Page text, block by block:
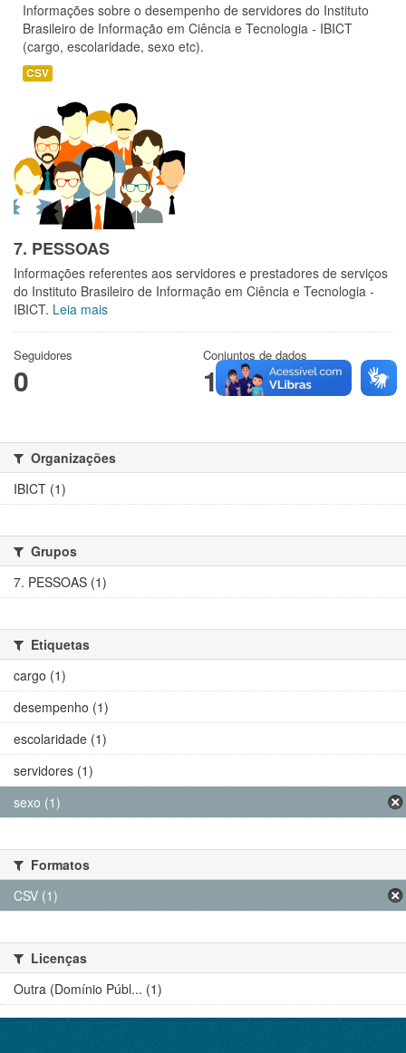
Informações sobre o desempenho de servidores do Instituto
Brasileiro de Informação em Ciência e Tecnologia - IBICT
(cargo, escolaridade, sexo etc).
CSV
7. PESSOAS
Informações referentes aos servidores e prestadores de serviços
do Instituto Brasileiro de Informação em Ciência e Tecnologia -
IBICT. Leia mais
Seguidores
0
Conjuntos de dados
1
Organizações
IBICT (1)
Grupos
7. PESSOAS (1)
Etiquetas
cargo (1)
desempenho (1)
escolaridade (1)
servidores (1)
sexo (1)
Formatos
CSV (1)
Licenças
Outra (Domínio Públ... (1)